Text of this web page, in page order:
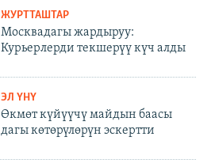
ЖУРТТАШТАР
Москвадагы жардыруу:
Курьерлерди текшерүү күч алды
ЭЛ ҮНҮ
Өкмөт күйүүчү майдын баасы
дагы көтөрүлөрүн эскертти